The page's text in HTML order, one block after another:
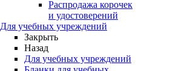
Распродажа корочек
и удостоверений
Для учебных учреждений
Закрыть
Назад
Для учебных учреждений